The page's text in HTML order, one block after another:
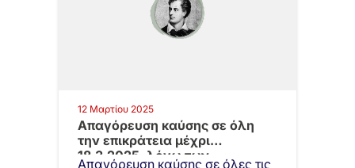
12 Μαρτίου 2025
Aπαγόρευση καύσης σε όλη
την επικράτεια μέχρι
18.3.2025, λόγω των…
Aπαγόρευση καύσης σε όλες τις